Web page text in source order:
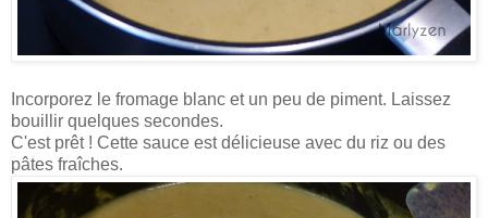
Incorporez le fromage blanc et un peu de piment. Laissez
bouillir quelques secondes.
C'est prêt ! Cette sauce est délicieuse avec du riz ou des
pâtes fraîches.